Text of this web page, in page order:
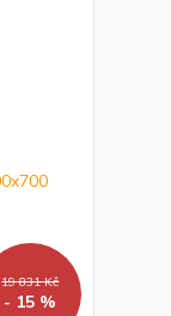
19 831 Kč
- 15 %